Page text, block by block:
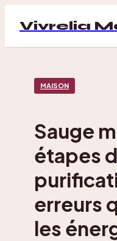
Vivrelia
MAISON
Sauge
étapes
erreurs
les